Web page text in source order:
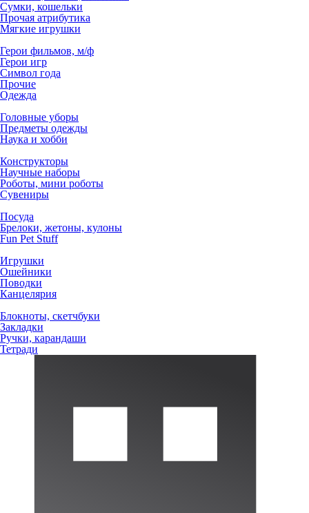
Сумки, кошельки
Прочая атрибутика
Мягкие игрушки
Герои фильмов, м/ф
Герои игр
Символ года
Прочие
Одежда
Головные уборы
Предметы одежды
Наука и хобби
Конструкторы
Научные наборы
Роботы, мини роботы
Сувениры
Посуда
Брелоки, жетоны, кулоны
Fun Pet Stuff
Игрушки
Ошейники
Поводки
Канцелярия
Блокноты, скетчбуки
Закладки
Ручки, карандаши
Тетради